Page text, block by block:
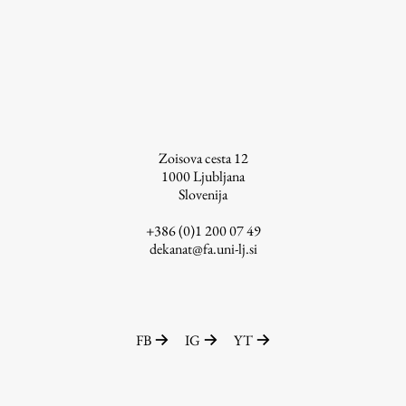
Zoisova cesta 12
1000Ljubljana
Slovenija
+386 (0)1 200 07 49
dekanat@fa.uni-lj.si
FB IG YT